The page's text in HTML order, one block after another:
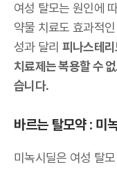
여성 탈모는 원인에
약물 치료도 효과적
성과 달리 피나스테
치료제는 복용할 수
습니다.
바르는 탈모약 : 미
미녹시딜은 여성 탈